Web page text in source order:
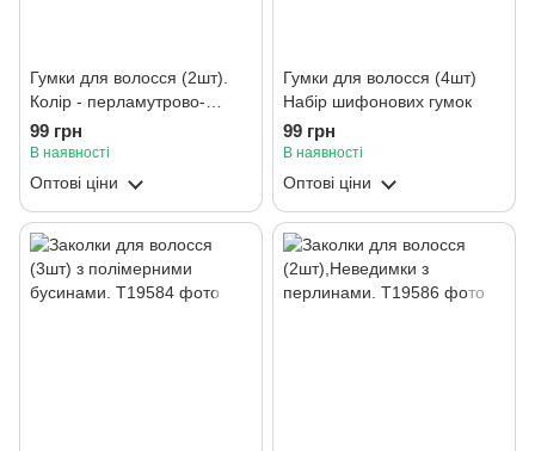
Гумки для волосся (2шт).
Колір - перламутрово-
червоний,синій
99 грн
В наявності
Оптові ціни
Гумки для волосся (4шт)
Набір шифонових гумок
99 грн
В наявності
Оптові ціни